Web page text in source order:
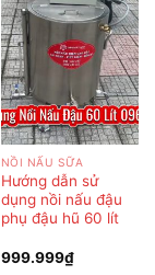
NỒI NẤU SỮA
Hướng dẫn sử
dụng nồi nấu đậu
phụ đậu hũ 60 lít
999.999₫